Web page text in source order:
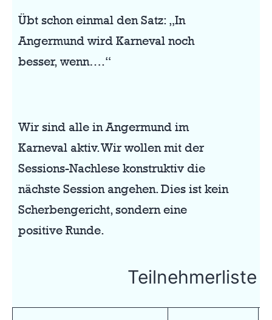
Übt schon einmal den Satz: „In
Angermund wird Karneval noch
besser, wenn….“
Wir sind alle in Angermund im
Karneval aktiv. Wir wollen mit der
Sessions-Nachlese konstruktiv die
nächste Session angehen. Dies ist kein
Scherbengericht, sondern eine
positive Runde.
Teilnehmerliste